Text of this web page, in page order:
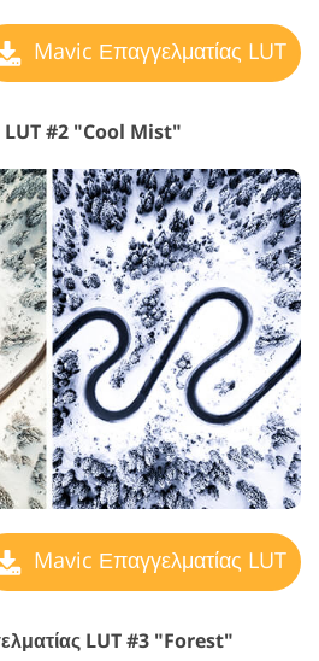
Mavic Επαγγελματίας LUT
LUT #2 "Cool Mist"
Mavic Επαγγελματίας LUT
LUT #3 "Forest"